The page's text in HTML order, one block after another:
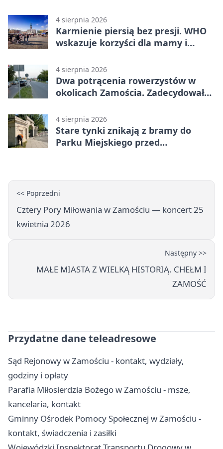
4 sierpnia 2026
Karmienie piersią bez presji. WHO
wskazuje korzyści dla mamy i
4 sierpnia 2026
Dwa potrącenia rowerzystów w
okolicach Zamościa. Zadecydowało
4 sierpnia 2026
Stare tynki znikają z bramy do
Parku Miejskiego przed
<< Poprzedni
Cztery Pory Miłowania w Zamościu — koncert 25
kwietnia 2026
Następny >>
MAŁE MIASTA Z WIELKĄ HISTORIĄ. CHEŁM I
ZAMOŚĆ
Przydatne dane teleadresowe
Sąd Rejonowy w Zamościu - kontakt, wydziały,
godziny i opłaty
Parafia Miłosierdzia Bożego w Zamościu - msze,
kancelaria, kontakt
Gminny Ośrodek Pomocy Społecznej w Zamościu -
kontakt, świadczenia i zasiłki